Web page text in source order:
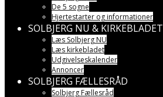
De 5 sogne
Hjertestarter og informationer
SOLBJERG NU & KIRKEBLADET
Læs Solbjerg NU
Læs kirkebladet
Udgivelseskalender
Annoncer
SOLBJERG FÆLLESRÅD
Solbjerg Fællesråd